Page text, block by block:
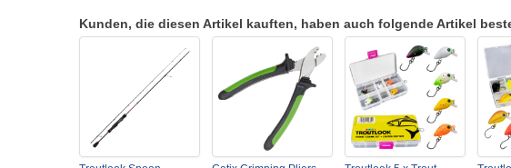
Kunden, die diesen Artikel kauften, haben auch folgende Artikel